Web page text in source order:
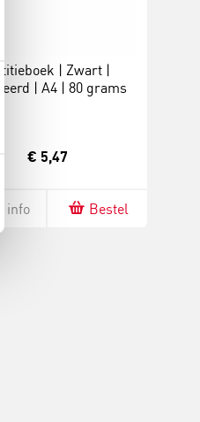
| Zwart |
| A4 | 80 grams
€ 5,47
info Bestel